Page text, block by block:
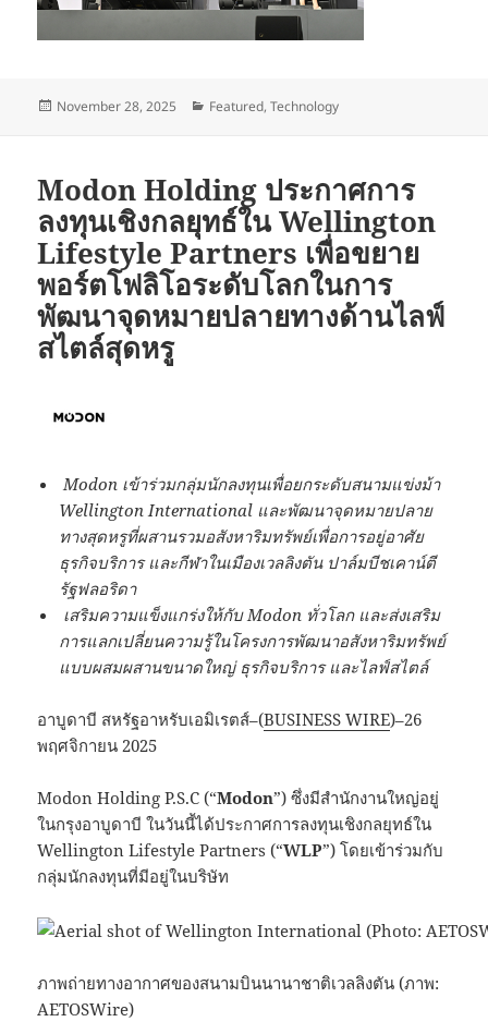
Posted
November 28, 2025 Categories
Featured,Technology
Modon Holding ประกาศการ
ลงทุนเชิงกลยุทธ์ใน Wellington
Lifestyle Partners เพื่อขยาย
พอร์ตโฟลิโอระดับโลกในการ
พัฒนาจุดหมายปลายทางด้านไลฟ์
สไตล์สุดหรู
Modon เข้าร่วมกลุ่มนักลงทุนเพื่อยกระดับสนามแข่งม้า
Wellington International และพัฒนาจุดหมายปลาย
ทางสุดหรูที่ผสานรวมอสังหาริมทรัพย์เพื่อการอยู่อาศัย
ธุรกิจบริการ และกีฬาในเมืองเวลลิงตัน ปาล์มบีชเคาน์ตี
รัฐฟลอริดา
เสริมความแข็งแกร่งให้กับModon ทั่วโลก และส่งเสริม
การแลกเปลี่ยนความรู้ในโครงการพัฒนาอสังหาริมทรัพย์
แบบผสมผสานขนาดใหญ่ ธุรกิจบริการ และไลฟ์สไตล์
อาบูดาบี สหรัฐอาหรับเอมิเรตส์–(BUSINESS WIRE)–26
พฤศจิกายน 2025
Modon Holding P.S.C (“Modon”) ซึ่งมีสำนักงานใหญ่อยู่
ในกรุงอาบูดาบี ในวันนี้ได้ประกาศการลงทุนเชิงกลยุทธ์ใน
Wellington Lifestyle Partners (“WLP”) โดยเข้าร่วมกับ
กลุ่มนักลงทุนที่มีอยู่ในบริษัท
ภาพถ่ายทางอากาศของสนามบินนานาชาติเวลลิงตัน (ภาพ:
AETOSWire)